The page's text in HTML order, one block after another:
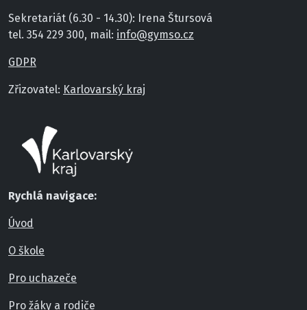
Sekretariát (6.30 - 14.30): Irena Štursová
tel. 354 229 300, mail: info@gymso.cz
GDPR
Zřizovatel: Karlovarský kraj
Rychlá navigace:
Úvod
O škole
Pro uchazeče
Pro žáky a rodiče